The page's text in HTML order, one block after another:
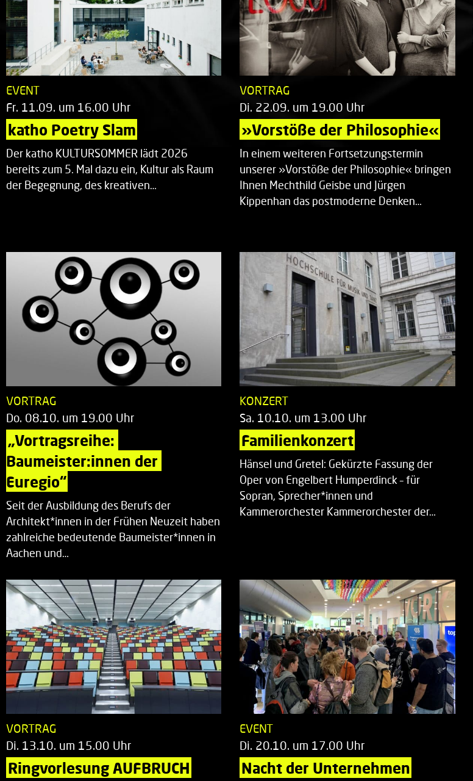
EVENT
Fr. 11.09. um 16.00 Uhr
katho Poetry Slam
Der katho KULTURSOMMER lädt 2026
bereits zum 5. Mal dazu ein, Kultur als Raum
der Begegnung, des kreativen…
VORTRAG
Di. 22.09. um 19.00 Uhr
»Vorstöße der Philosophie«
In einem weiteren Fortsetzungstermin
unserer »Vorstöße der Philosophie« bringen
Ihnen Mechthild Geisbe und Jürgen
Kippenhan das postmoderne Denken…
VORTRAG
Do. 08.10. um 19.00 Uhr
„Vortragsreihe:
Baumeister:innen der
Euregio“
Seit der Ausbildung des Berufs der
Architekt*innen in der Frühen Neuzeit haben
zahlreiche bedeutende Baumeister*innen in
Aachen und…
KONZERT
Sa. 10.10. um 13.00 Uhr
Familienkonzert
Hänsel und Gretel: Gekürzte Fassung der
Oper von Engelbert Humperdinck – für
Sopran, Sprecher*innen und
Kammerorchester Kammerorchester der…
VORTRAG
Di. 13.10. um 15.00 Uhr
Ringvorlesung AUFBRUCH
EVENT
Di. 20.10. um 17.00 Uhr
Nacht der Unternehmen